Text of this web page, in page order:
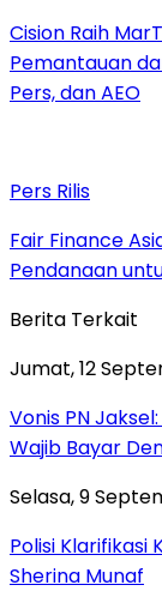
Cision Raih
Pemantauan
Pers, dan AEO
Pers Rilis
Fair Finance
Pendanaan
Berita Terkait
Jumat, 12
Vonis PN
Wajib Bayar
Selasa, 9
Polisi Klarifikasi
Sherina Munaf